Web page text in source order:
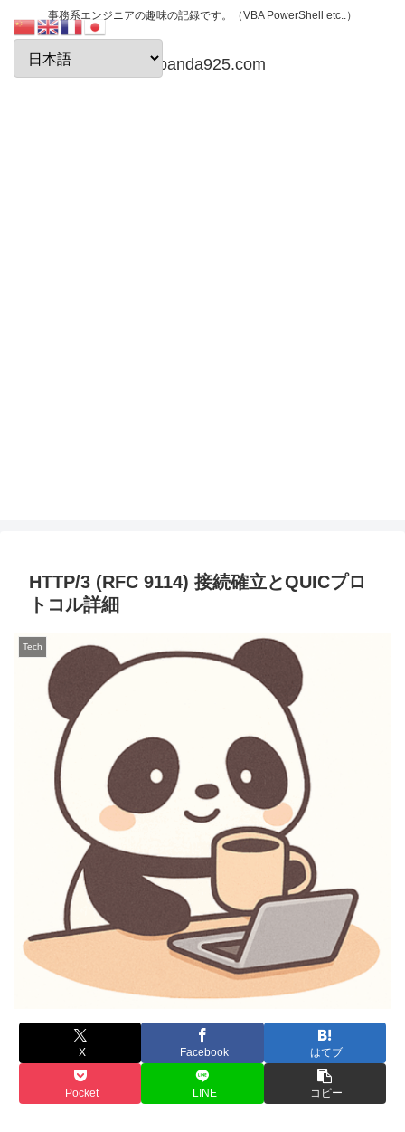
事務系エンジニアの趣味の記録です。（VBA PowerShell etc..）
papanda925.com
HTTP/3 (RFC 9114) 接続確立とQUICプロ
トコル詳細
Tech
X Facebook はてブ
Pocket LINE コピー